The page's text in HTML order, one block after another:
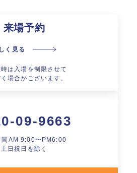
来場予約
く見る
は入場を制限させて
場合がございます。
09-9663
間AM 9:00〜PM6:00
土日祝日を除く